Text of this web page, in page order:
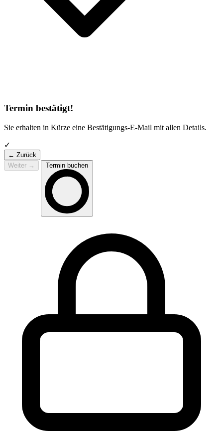
Termin bestätigt!
Sie erhalten in Kürze eine Bestätigungs-E-Mail mit allen Details.
✓
← Zurück
Weiter → Termin buchen